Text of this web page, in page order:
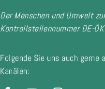
Der Menschen und Umwelt
Kontrollstellennummer DE-
Folgende Sie uns auch gerne
Kanälen: